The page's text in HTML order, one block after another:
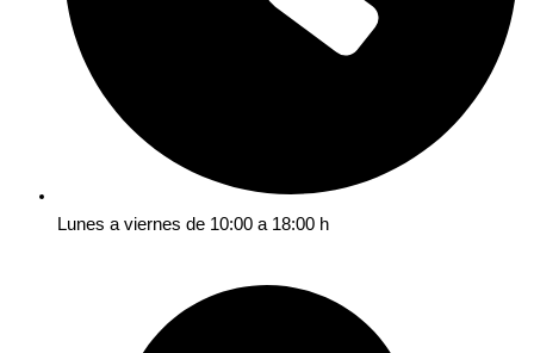
Lunes a viernes de 10:00 a 18:00 h